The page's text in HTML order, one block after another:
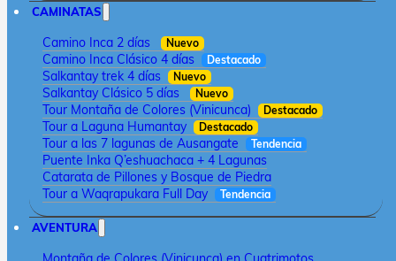
CAMINATAS
Camino Inca 2 días Nuevo
Camino Inca Clásico 4 días Destacado
Salkantay trek 4 días Nuevo
Salkantay Clásico 5 días Nuevo
Tour Montaña de Colores (Vinicunca) Destacado
Tour a Laguna Humantay Destacado
Tour a las 7 lagunas de Ausangate Tendencia
Puente Inka Q’eshuachaca + 4 Lagunas
Catarata de Pillones y Bosque de Piedra
Tour a Waqrapukara Full Day
Tendencia
AVENTURA